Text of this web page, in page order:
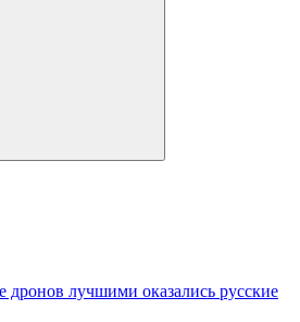
дронов лучшими оказались русские